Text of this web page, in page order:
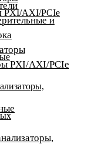
PXI/AXI/PCIe
и
PXI/AXI/PCIe